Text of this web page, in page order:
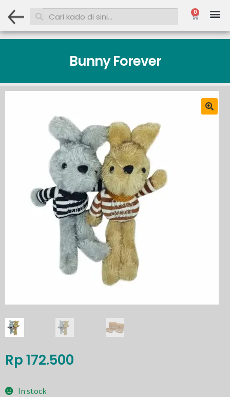
0
Bunny Forever
Rp172.500
In stock